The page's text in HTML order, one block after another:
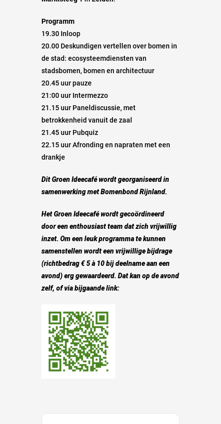
Programm
19.30 Inloop
20.00 Deskundigen vertellen over bomen in
de stad: ecosysteemdiensten van
stadsbomen, bomen en architectuur
20.45 uur pauze
21:00 uur Intermezzo
21.15 uur Paneldiscussie, met
betrokkenheid vanuit de zaal
21.45 uur Pubquiz
22.15 uur Afronding en napraten met een
drankje
Dit Groen Ideecafé wordt georganiseerd in
samenwerking met Bomenbond Rijnland.
Het Groen Ideecafé wordt gecoördineerd
door een enthousiast team dat zich vrijwillig
inzet. Om een leuk programma te kunnen
samenstellen wordt een vrijwillige bijdrage
(richtbedrag € 5 à 10 bij deelname aan een
avond) erg gewaardeerd. Dat kan op de avond
zelf, of via bijgaande link: